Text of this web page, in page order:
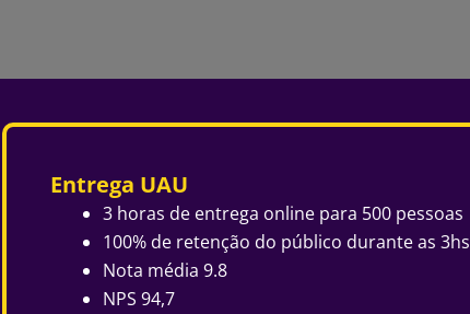
Entrega UAU
3 horas de entrega online para 500 pessoas
100% de retenção do público durante as 3hs
Nota média 9.8
NPS 94,7